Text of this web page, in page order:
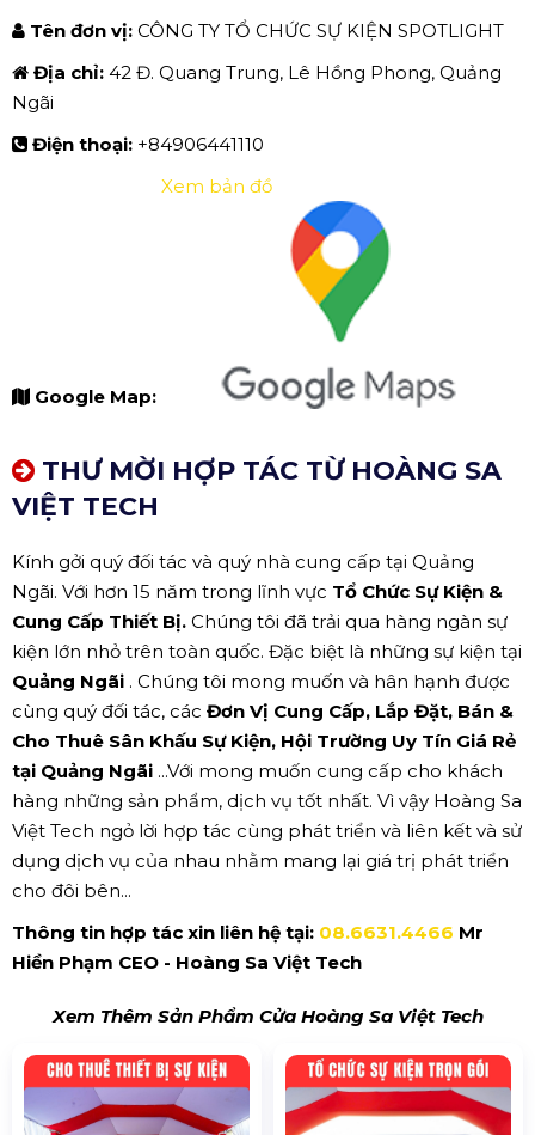
Tên đơn vị: CÔNG TY TỔ CHỨC SỰ KIỆN SPOTLIGHT
Địa chỉ: 42 Đ. Quang Trung, Lê Hồng Phong, Quảng
Ngãi
Điện thoại: +84906441110
Google Map:
Xem bản đồ
THƯ MỜI HỢP TÁC TỪ HOÀNG SA
VIỆT TECH
Kính gởi quý đối tác và quý nhà cung cấp tại Quảng
Ngãi. Với hơn 15 năm trong lĩnh vực Tổ Chức Sự Kiện &
Cung Cấp Thiết Bị. Chúng tôi đã trải qua hàng ngàn sự
kiện lớn nhỏ trên toàn quốc. Đặc biệt là những sự kiện tại
Quảng Ngãi . Chúng tôi mong muốn và hân hạnh được
cùng quý đối tác, các Đơn Vị Cung Cấp, Lắp Đặt, Bán &
Cho Thuê Sân Khấu Sự Kiện, Hội Trường Uy Tín Giá Rẻ
tại Quảng Ngãi ...Với mong muốn cung cấp cho khách
hàng những sản phẩm, dịch vụ tốt nhất. Vì vậy Hoàng Sa
Việt Tech ngỏ lời hợp tác cùng phát triển và liên kết và sử
dụng dịch vụ của nhau nhằm mang lại giá trị phát triển
cho đôi bên...
Thông tin hợp tác xin liên hệ tại: 08.6631.4466 Mr
Hiền Phạm CEO - Hoàng Sa Việt Tech
Xem Thêm Sản Phẩm Cửa Hoàng Sa Việt Tech